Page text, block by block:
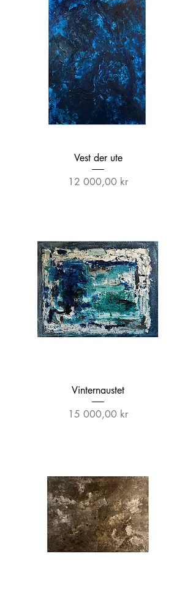
Vest der ute
Pris
12 000,00 kr
Vinternaustet
Pris
15 000,00 kr